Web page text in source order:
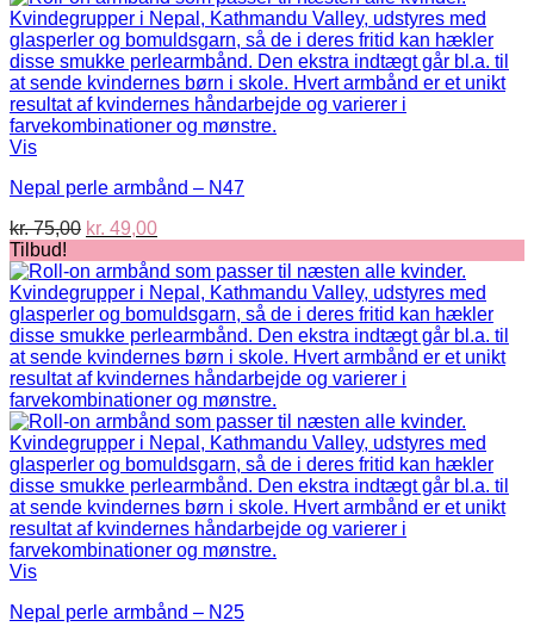
Vis
Nepal perle armbånd – N47
kr.75,00 Den
pris
var:
kr. 75,00.
kr. 49,00Den
pris
er:
kr. 49,00.
Tilbud!
Vis
Nepal perle armbånd – N25